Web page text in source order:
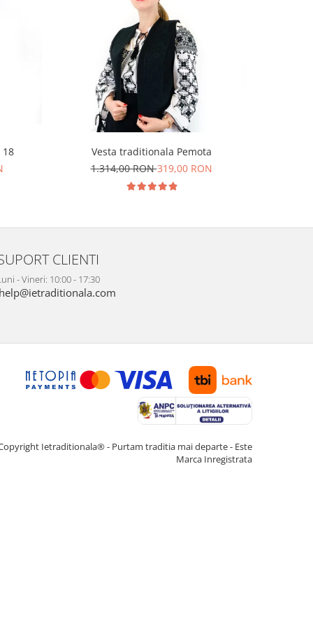
Vesta traditionala Pemota
1.314,00 RON319,00 RON
CLIENTI
- Vineri: 10:00 - 17:30
Ietraditionala® - Purtam traditia mai departe - Este
Marca Inregistrata